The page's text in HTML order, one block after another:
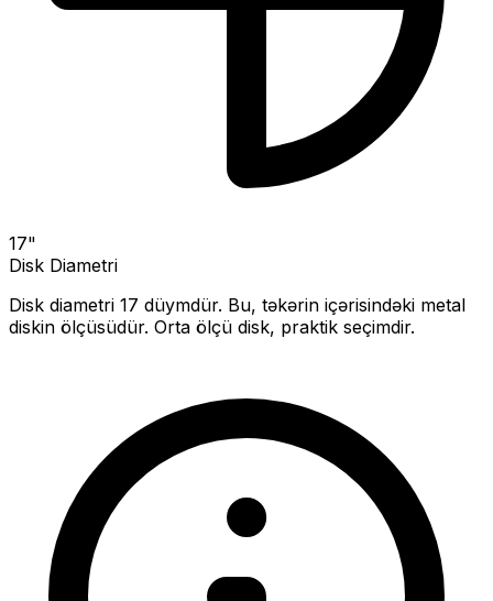
17"
Disk Diametri
Disk diametri 17 düymdür. Bu, təkərin içərisindəki metal
diskin ölçüsüdür. Orta ölçü disk, praktik seçimdir.